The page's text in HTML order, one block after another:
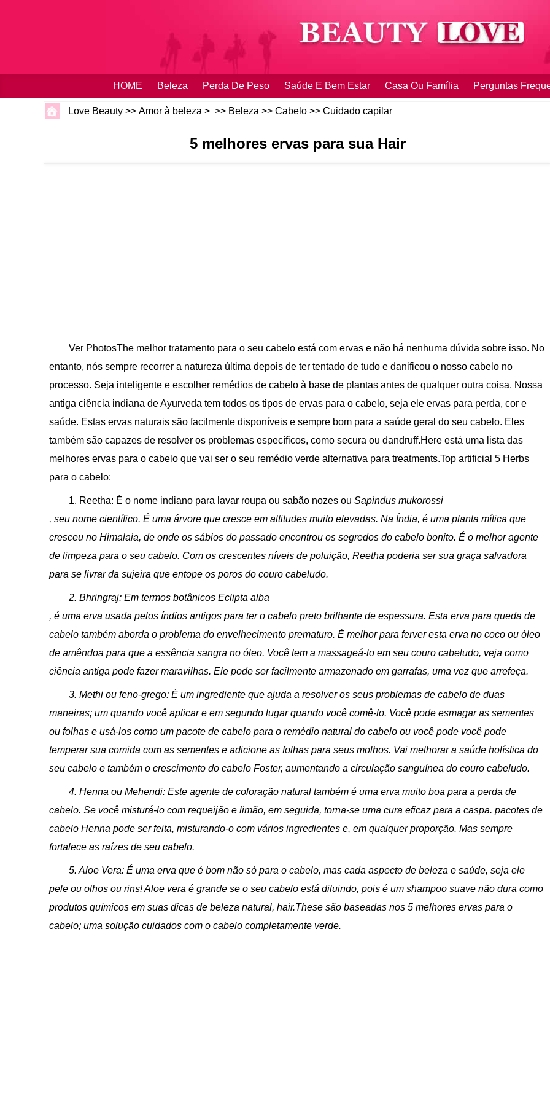
HOME Beleza Perda De Peso Saúde E Bem Estar Casa Ou Família Perguntas
Love Beauty >> Amor à beleza > >> Beleza >> Cabelo >> Cuidado capilar
5 melhores ervas para sua Hair
Ver PhotosThe melhor tratamento para o seu cabelo está com ervas e não há nenhuma dúvida sobre isso. No
entanto, nós sempre recorrer a natureza última depois de ter tentado de tudo e danificou o nosso cabelo no
processo. Seja inteligente e escolher remédios de cabelo à base de plantas antes de qualquer outra coisa. Nossa
antiga ciência indiana de Ayurveda tem todos os tipos de ervas para o cabelo, seja ele ervas para perda, cor e
saúde. Estas ervas naturais são facilmente disponíveis e sempre bom para a saúde geral do seu cabelo. Eles
também são capazes de resolver os problemas específicos, como secura ou dandruff.Here está uma lista das
melhores ervas para o cabelo que vai ser o seu remédio verde alternativa para treatments.Top artificial 5 Herbs
para o cabelo:
1. Reetha: É o nome indiano para lavar roupa ou sabão nozes ou Sapindus mukorossi
, seu nome científico. É uma árvore que cresce em altitudes muito elevadas. Na Índia, é uma planta mítica que
cresceu no Himalaia, de onde os sábios do passado encontrou os segredos do cabelo bonito. É o melhor agente
de limpeza para o seu cabelo. Com os crescentes níveis de poluição, Reetha poderia ser sua graça salvadora
para se livrar da sujeira que entope os poros do couro cabeludo.
2. Bhringraj: Em termos botânicos Eclipta alba
, é uma erva usada pelos índios antigos para ter o cabelo preto brilhante de espessura. Esta erva para queda de
cabelo também aborda o problema do envelhecimento prematuro. É melhor para ferver esta erva no coco ou óleo
de amêndoa para que a essência sangra no óleo. Você tem a massageá-lo em seu couro cabeludo, veja como
ciência antiga pode fazer maravilhas. Ele pode ser facilmente armazenado em garrafas, uma vez que arrefeça.
3. Methi ou feno-grego: É um ingrediente que ajuda a resolver os seus problemas de cabelo de duas
maneiras; um quando você aplicar e em segundo lugar quando você comê-lo. Você pode esmagar as sementes
ou folhas e usá-los como um pacote de cabelo para o remédio natural do cabelo ou você pode você pode
temperar sua comida com as sementes e adicione as folhas para seus molhos. Vai melhorar a saúde holística do
seu cabelo e também o crescimento do cabelo Foster, aumentando a circulação sanguínea do couro cabeludo.
4. Henna ou Mehendi: Este agente de coloração natural também é uma erva muito boa para a perda de
cabelo. Se você misturá-lo com requeijão e limão, em seguida, torna-se uma cura eficaz para a caspa. pacotes de
cabelo Henna pode ser feita, misturando-o com vários ingredientes e, em qualquer proporção. Mas sempre
fortalece as raízes de seu cabelo.
5. Aloe Vera: É uma erva que é bom não só para o cabelo, mas cada aspecto de beleza e saúde, seja ele
pele ou olhos ou rins! Aloe vera é grande se o seu cabelo está diluindo, pois é um shampoo suave não dura como
produtos químicos em suas dicas de beleza natural, hair.These são baseadas nos 5 melhores ervas para o
cabelo; uma solução cuidados com o cabelo completamente verde.